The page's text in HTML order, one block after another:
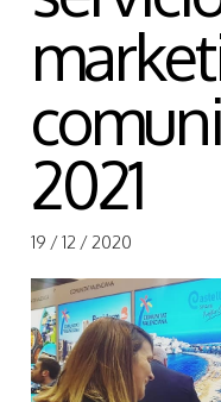
2021
19 / 12 / 2020